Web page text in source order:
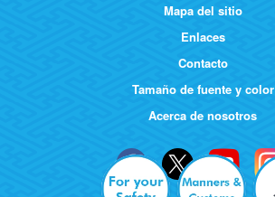
Mapa del sitio
Enlaces
Contacto
Tamaño de fuente y color
Acerca de nosotros